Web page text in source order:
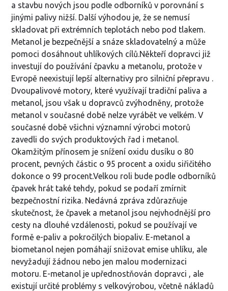
a stavbu nových jsou podle odborníků v porovnání s
jinými palivy nižší. Další výhodou je, že se nemusí
skladovat při extrémních teplotách nebo pod tlakem.
Metanol je bezpečnější a snáze skladovatelný a může
pomoci dosáhnout uhlíkových cílů.Někteří dopravci již
investují do používání čpavku a metanolu, protože v
Evropě neexistují lepší alternativy pro silniční přepravu .
Dvoupalivové motory, které využívají tradiční paliva a
metanol, jsou však u dopravců zvýhodněny, protože
metanol v současné době nelze vyrábět ve velkém. V
současné době všichni významní výrobci motorů
zavedli do svých produktových řad i metanol.
Okamžitým přínosem je snížení oxidu dusíku o 80
procent, pevných částic o 95 procent a oxidu siřičitého
dokonce o 99 procent.Velkou roli bude podle odborníků
čpavek hrát také tehdy, pokud se podaří zmírnit
bezpečnostní rizika. Nedávná zpráva zdůrazňuje
skutečnost, že čpavek a metanol jsou nejvhodnější pro
cesty na dlouhé vzdálenosti, pokud se používají ve
formě e-paliv a pokročilých biopaliv. E-metanol a
biometanol nejen pomáhají snižovat emise uhlíku, ale
nevyžadují žádnou nebo jen malou modernizaci
motoru. E-metanol je upřednostňován dopravci , ale
existují určité problémy s velkovýrobou, včetně nákladů